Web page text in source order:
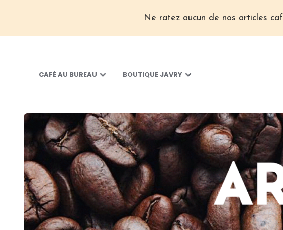
CAFÉ AU BUREAU BOUTIQUE JAVRY
Ne ratez aucun de nos articles